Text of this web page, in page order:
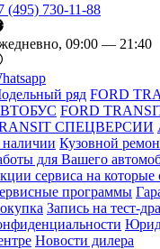
(495) 730-11-88
09:00 — 21:40
ряд FORD
FORD
СПЕЦВЕРСИИ
Кузовной
для Вашего
сервиса на которые
программы
Запись на тест-
Новости дилера